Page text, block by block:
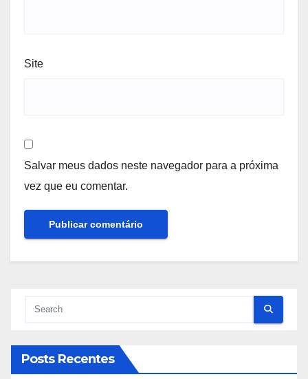
Site
Salvar meus dados neste navegador para a próxima
vez que eu comentar.
Posts Recentes